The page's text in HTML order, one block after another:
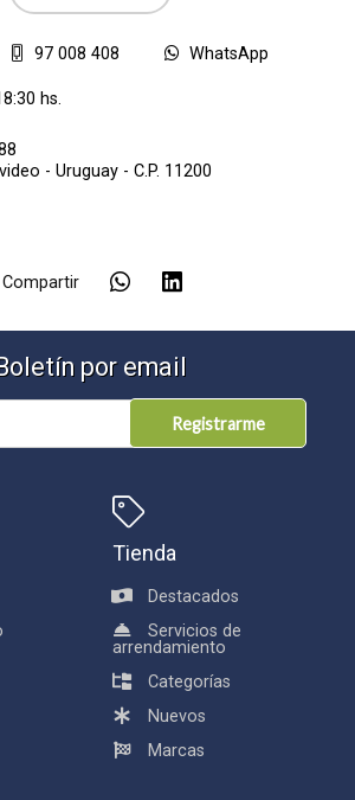
97 008 408 WhatsApp
hs.
- Uruguay - C.P. 11200
Compartir
por email
Registrarme
Tienda
Destacados
Servicios de
arrendamiento
Categorías
Nuevos
Marcas